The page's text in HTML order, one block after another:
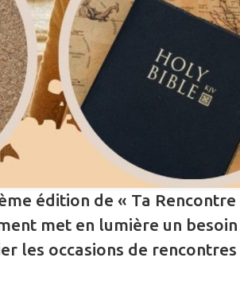
édition de « Ta Rencontre
met en lumière un
les occasions de